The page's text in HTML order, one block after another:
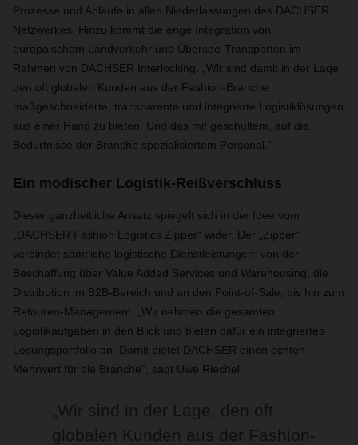
Prozesse und Abläufe in allen Niederlassungen des DACHSER
Netzwerkes. Hinzu kommt die enge Integration von
europäischem Landverkehr und Übersee-Transporten im
Rahmen von DACHSER Interlocking. „Wir sind damit in der Lage,
den oft globalen Kunden aus der Fashion-Branche
maßgeschneiderte, transparente und integrierte Logistiklösungen
aus einer Hand zu bieten. Und das mit geschultem, auf die
Bedürfnisse der Branche spezialisiertem Personal.“
Ein modischer Logistik-Reißverschluss
Dieser ganzheitliche Ansatz spiegelt sich in der Idee vom
„DACHSER Fashion Logistics Zipper“ wider. Der „Zipper“
verbindet sämtliche logistische Dienstleistungen: von der
Beschaffung über Value Added Services und Warehousing, die
Distribution im B2B-Bereich und an den Point-of-Sale, bis hin zum
Retouren-Management. „Wir nehmen die gesamten
Logistikaufgaben in den Blick und bieten dafür ein integriertes
Lösungsportfolio an. Damit bietet DACHSER einen echten
Mehrwert für die Branche“, sagt Uwe Riechel.
„Wir sind in der Lage, den oft
globalen Kunden aus der Fashion-